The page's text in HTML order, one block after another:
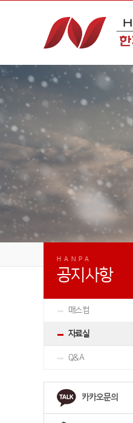
HANPA
공지사항
매스컴
자료실
Q&A
카카오문의